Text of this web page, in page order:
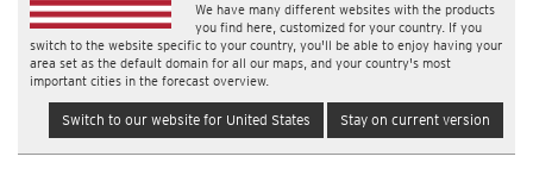
We have many different websites with the products
you find here, customized for your country. If you
switch to the website specific to your country, you'll be able to enjoy having your
area set as the default domain for all our maps, and your country's most
important cities in the forecast overview.
Switch to our website for United States Stay on current version